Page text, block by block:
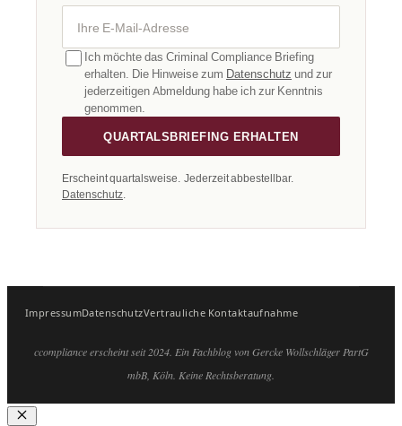
Ich möchte das Criminal Compliance Briefing
erhalten. Die Hinweise zum Datenschutz und zur
jederzeitigen Abmeldung habe ich zur Kenntnis
genommen.
QUARTALSBRIEFING ERHALTEN
Erscheint quartalsweise. Jederzeit abbestellbar.
Datenschutz.
ImpressumDatenschutzVertrauliche Kontaktaufnahme
ccompliance erscheint seit 2024. Ein Fachblog von Gercke Wollschläger PartG
mbB, Köln. Keine Rechtsberatung.